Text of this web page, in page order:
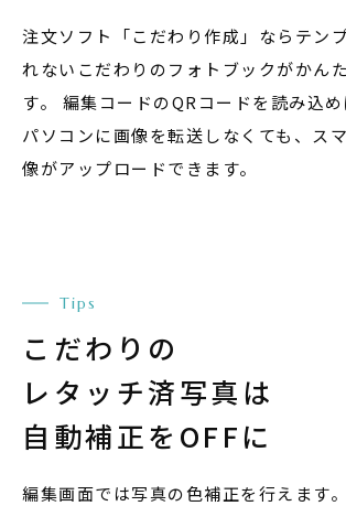
注文ソフト「こだわり作成」ならテン
れないこだわりのフォトブックがかん
す。 編集コードのQRコードを読み込
パソコンに画像を転送しなくても、ス
像がアップロードできます。
Tips
こだわりの
レタッチ済写真は
自動補正をOFFに
編集画面では写真の色補正を行えます。